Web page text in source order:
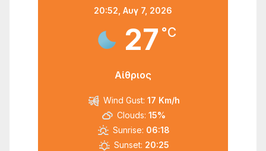
20:52, Αυγ 7, 2026
27 °C
Αίθριος
Wind Gust: 17 Km/h
Clouds: 15%
Sunrise: 06:18
Sunset: 20:25